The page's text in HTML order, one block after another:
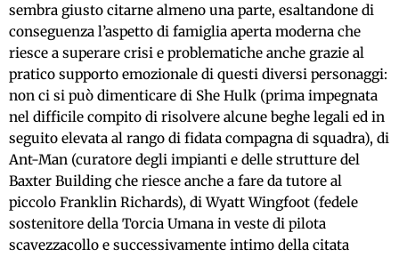
sembra giusto citarne almeno una parte, esaltandone di
conseguenza l’aspetto di famiglia aperta moderna che
riesce a superare crisi e problematiche anche grazie al
pratico supporto emozionale di questi diversi personaggi:
non ci si può dimenticare di She Hulk (prima impegnata
nel difficile compito di risolvere alcune beghe legali ed in
seguito elevata al rango di fidata compagna di squadra), di
Ant-Man (curatore degli impianti e delle strutture del
Baxter Building che riesce anche a fare da tutore al
piccolo Franklin Richards), di Wyatt Wingfoot (fedele
sostenitore della Torcia Umana in veste di pilota
scavezzacollo e successivamente intimo della citata